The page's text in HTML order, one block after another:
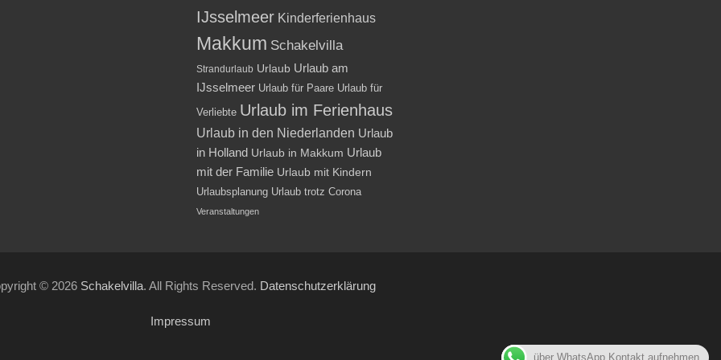
IJsselmeer Kinderferienhaus
Makkum Schakelvilla
Strandurlaub Urlaub Urlaub am
IJsselmeer Urlaub für Paare Urlaub für
Verliebte Urlaub im Ferienhaus
Urlaub in den Niederlanden Urlaub
in Holland Urlaub in Makkum Urlaub
mit der Familie Urlaub mit Kindern
Urlaubsplanung Urlaub trotz Corona
Veranstaltungen
© 2026 Schakelvilla. All Rights Reserved. Datenschutzerklärung
Impressum
über WhatsApp Kontakt aufnehmen